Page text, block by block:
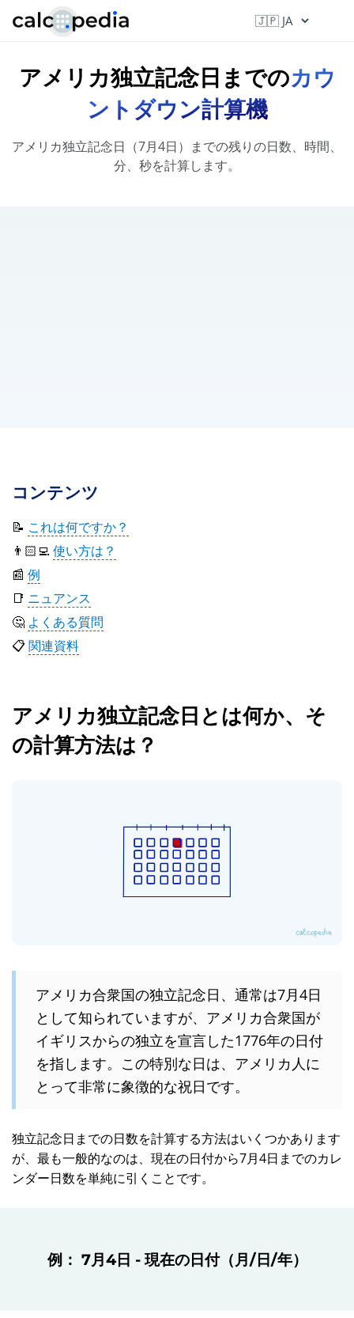
アメリカ独立記念日までのカウ
ントダウン計算機
アメリカ独立記念日（7月4日）までの残りの日数、時間、
分、秒を計算します。
コンテンツ
📝 これは何ですか？
👨🏻‍💻 使い方は？
📰 例
📑 ニュアンス
🤔 よくある質問
📋関連資料
アメリカ独立記念日とは何か、そ
の計算方法は？
アメリカ合衆国の独立記念日、通常は7月4日
として知られていますが、アメリカ合衆国が
イギリスからの独立を宣言した1776年の日付
を指します。この特別な日は、アメリカ人に
とって非常に象徴的な祝日です。
独立記念日までの日数を計算する方法はいくつかあります
が、最も一般的なのは、現在の日付から7月4日までのカレ
ンダー日数を単純に引くことです。
例： 7月4日 - 現在の日付（月/日/年）